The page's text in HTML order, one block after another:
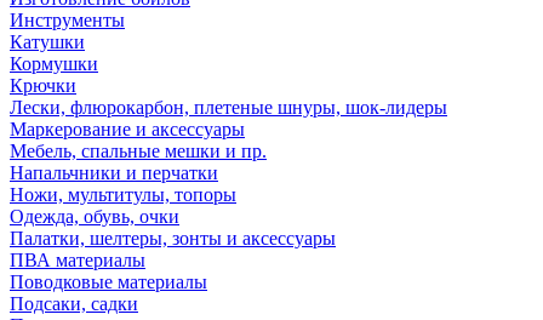
Инструменты
Катушки
Кормушки
Крючки
Лески, флюрокарбон, плетеные шнуры, шок-лидеры
Маркерование и аксессуары
Мебель, спальные мешки и пр.
Напальчники и перчатки
Ножи, мультитулы, топоры
Одежда, обувь, очки
Палатки, шелтеры, зонты и аксессуары
ПВА материалы
Поводковые материалы
Подсаки, садки